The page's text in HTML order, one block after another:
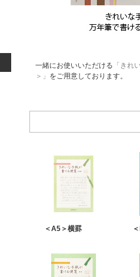
一緒にお使いいただける 「きれ
＞」 をご用意しております。
＜A5＞横罫